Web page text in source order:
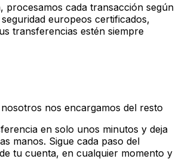
procesamos cada transacción según
europeos certificados,
transferencias estén siempre
nosotros nos encargamos del resto
en solo unos minutos y deja
manos. Sigue cada paso del
tu cuenta, en cualquier momento y